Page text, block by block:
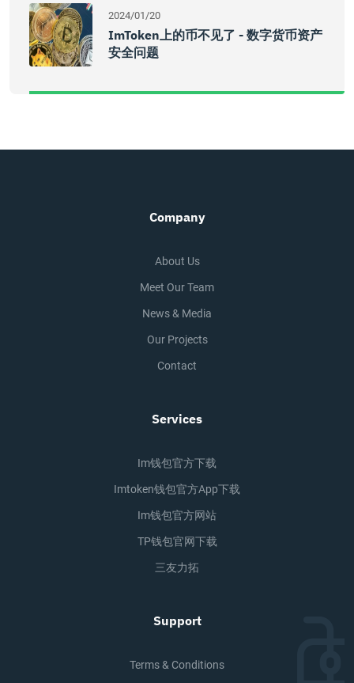
2024/01/20
ImToken上的币不见了 - 数字货币资产
安全问题
Company
About Us
Meet Our Team
News & Media
Our Projects
Contact
Services
Im钱包官方下载
Imtoken钱包官方app下载
Im钱包官方网站
TP钱包官网下载
三友力拓
Support
Terms & Conditions